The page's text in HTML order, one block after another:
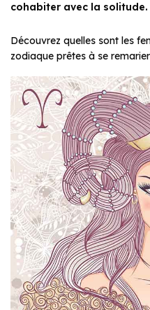
cohabiter avec la solitude.
Découvrez quelles sont les
zodiaque prêtes à se